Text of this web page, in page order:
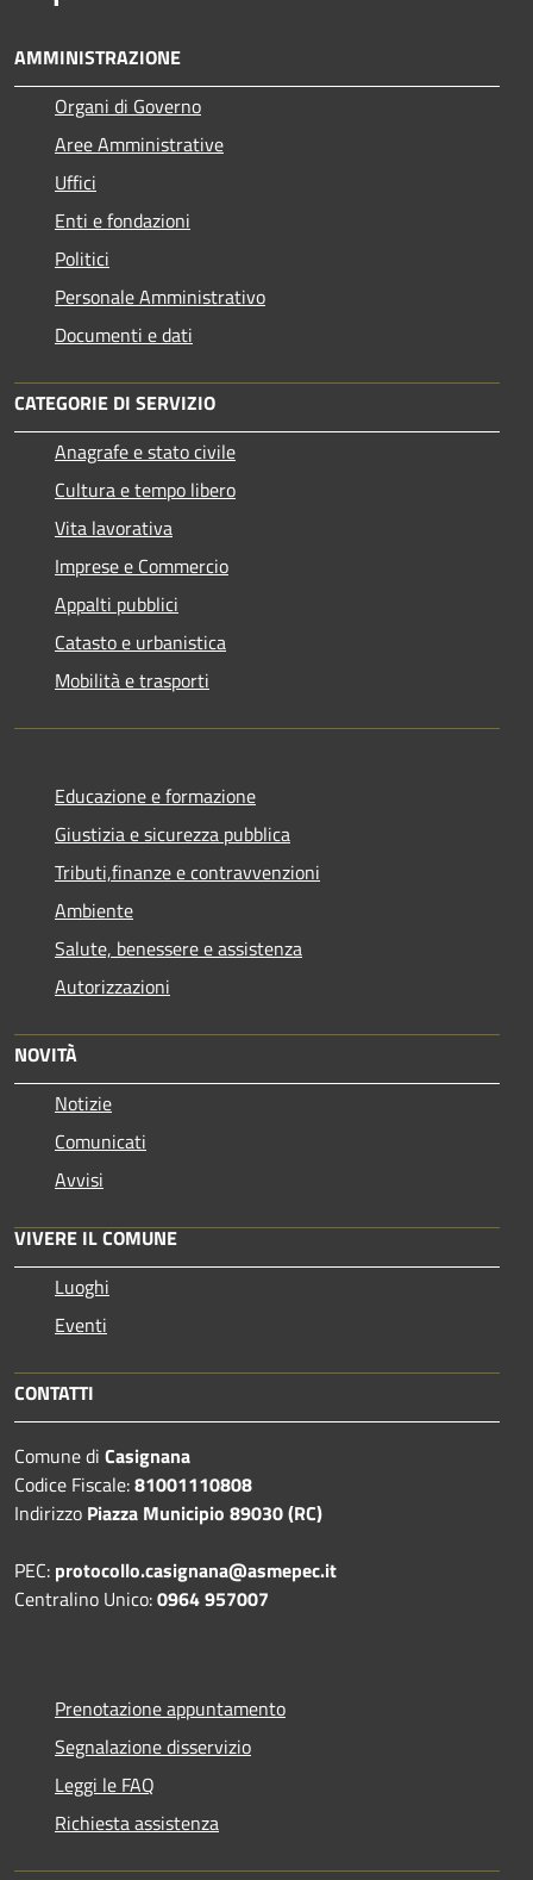
AMMINISTRAZIONE
Organi di Governo
Aree Amministrative
Uffici
Enti e fondazioni
Politici
Personale Amministrativo
Documenti e dati
CATEGORIE DI SERVIZIO
Anagrafe e stato civile
Cultura e tempo libero
Vita lavorativa
Imprese e Commercio
Appalti pubblici
Catasto e urbanistica
Mobilità e trasporti
Educazione e formazione
Giustizia e sicurezza pubblica
Tributi,finanze e contravvenzioni
Ambiente
Salute, benessere e assistenza
Autorizzazioni
NOVITÀ
Notizie
Comunicati
Avvisi
VIVERE IL COMUNE
Luoghi
Eventi
CONTATTI
Comune di Casignana
Codice Fiscale:81001110808
Indirizzo Piazza Municipio 89030 (RC)
PEC: protocollo.casignana@asmepec.it
Centralino Unico:0964 957007
Prenotazione appuntamento
Segnalazione disservizio
Leggi le FAQ
Richiesta assistenza